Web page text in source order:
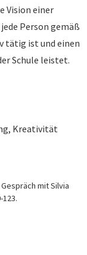
Kreativität
mit Silvia
123.
Vision einer
Person gemäß
tätig ist und einen
Schule leistet.